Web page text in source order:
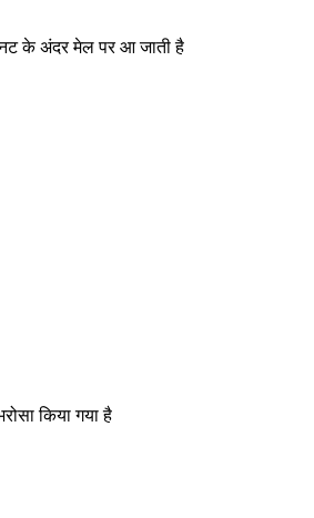
के अंदर मेल पर आ जाती है
किया गया है